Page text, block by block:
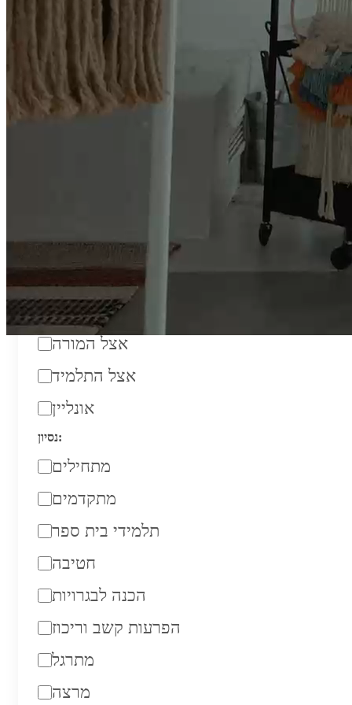
₪200
מקום מפגש:
אצל המורה
אצל התלמיד
אונליין
נסיון:
מתחילים
מתקדמים
תלמידי בית ספר
חטיבה
הכנה לבגרויות
הפרעות קשב וריכוז
מתרגל
מרצה